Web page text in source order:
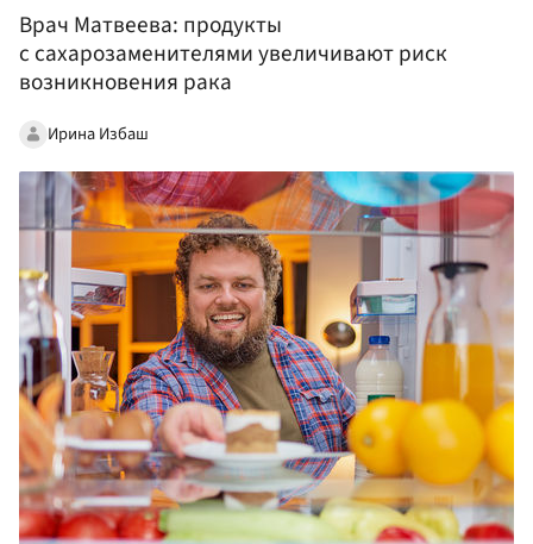
Врач Матвеева: продукты
с сахарозаменителями увеличивают риск
возникновения рака
Ирина Избаш